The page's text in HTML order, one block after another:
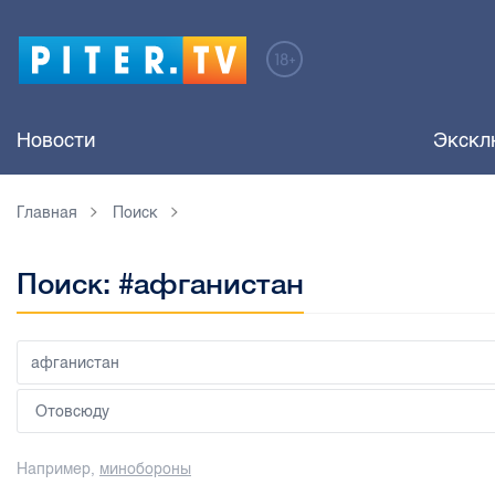
Новости
Главная Поиск
Поиск: #афганистан
Например, минобороны